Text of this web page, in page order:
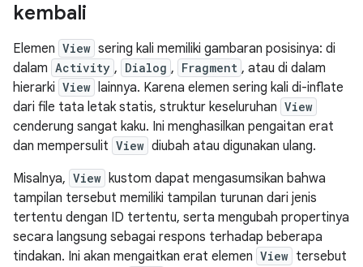
kembali
Elemen View sering kali memiliki gambaran posisinya: di
dalam Activity , Dialog , Fragment , atau di dalam
hierarki View lainnya. Karena elemen sering kali di-inflate
dari file tata letak statis, struktur keseluruhan View
cenderung sangat kaku. Ini menghasilkan pengaitan erat
dan mempersulit View diubah atau digunakan ulang.
Misalnya, View kustom dapat mengasumsikan bahwa
tampilan tersebut memiliki tampilan turunan dari jenis
tertentu dengan ID tertentu, serta mengubah propertinya
secara langsung sebagai respons terhadap beberapa
tindakan. Ini akan mengaitkan erat elemen View tersebut